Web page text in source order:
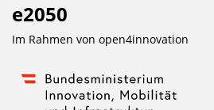
e2050
Im Rahmen von open4innovation